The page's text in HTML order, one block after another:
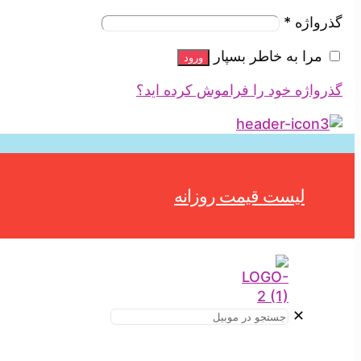
گذرواژه *
مرا به خاطر بسپار
ورود
گذرواژه خود را فراموش کرده اید؟
لیست قیمت روزانه
✕